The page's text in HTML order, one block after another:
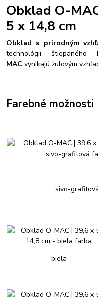
Obklad O-
5 x 14,8 cm
Obklad s prírodným
technológii
MAC vynikajú žulovým
Farebné možnosti
sivo-
biela